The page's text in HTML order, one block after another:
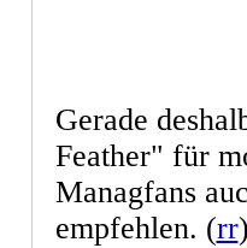
Gerade
Feather" für
Managfans
empfehlen. (rr